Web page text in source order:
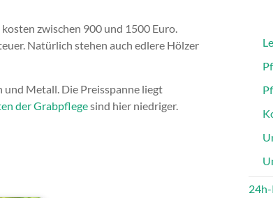
zwischen 900 und 1500 Euro.
Natürlich stehen auch edlere Hölzer
Metall. Die Preisspanne liegt
der Grabpflegesind hier niedriger.